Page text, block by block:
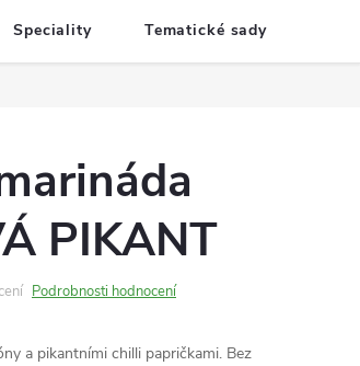
Speciality Tematické sady koření
PIKANT
Podrobnosti hodnocení
a pikantními chilli papričkami. Bez